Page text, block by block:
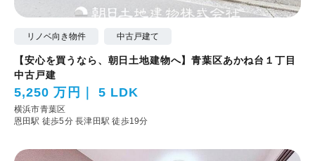
リノベ向き物件 中古戸建て
【安心を買うなら、朝日土地建物へ】青葉区あかね台１丁目
中古戸建
5,250 万円 5 LDK
横浜市青葉区
恩田駅 徒歩5分長津田駅 徒歩19分